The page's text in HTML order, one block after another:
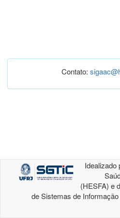
Contato:
Idealizado
(HESFA) e
de Sistemas de